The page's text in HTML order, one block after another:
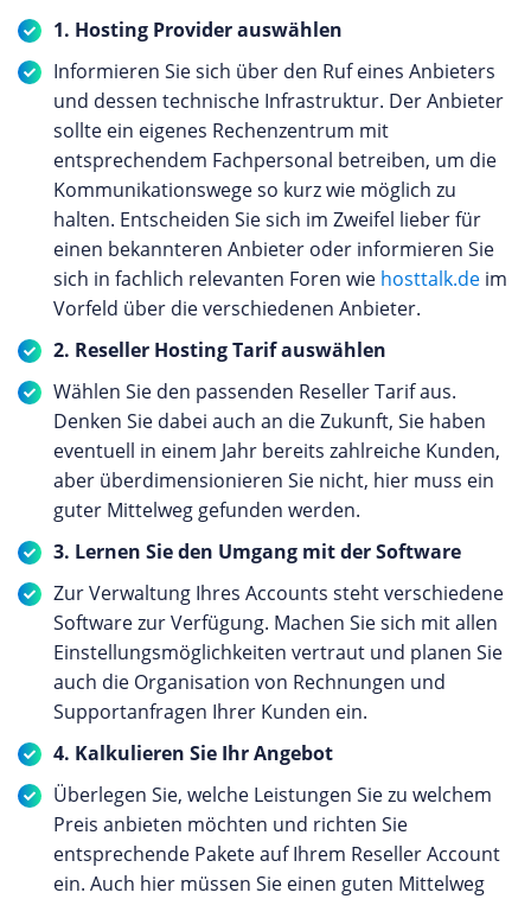
1. Hosting Provider auswählen
Informieren Sie sich über den Ruf eines Anbieters
und dessen technische Infrastruktur. Der Anbieter
sollte ein eigenes Rechenzentrum mit
entsprechendem Fachpersonal betreiben, um die
Kommunikationswege so kurz wie möglich zu
halten. Entscheiden Sie sich im Zweifel lieber für
einen bekannteren Anbieter oder informieren Sie
sich in fachlich relevanten Foren wie hosttalk.de im
Vorfeld über die verschiedenen Anbieter.
2. Reseller Hosting Tarif auswählen
Wählen Sie den passenden Reseller Tarif aus.
Denken Sie dabei auch an die Zukunft, Sie haben
eventuell in einem Jahr bereits zahlreiche Kunden,
aber überdimensionieren Sie nicht, hier muss ein
guter Mittelweg gefunden werden.
3. Lernen Sie den Umgang mit der Software
Zur Verwaltung Ihres Accounts steht verschiedene
Software zur Verfügung. Machen Sie sich mit allen
Einstellungsmöglichkeiten vertraut und planen Sie
auch die Organisation von Rechnungen und
Supportanfragen Ihrer Kunden ein.
4. Kalkulieren Sie Ihr Angebot
Überlegen Sie, welche Leistungen Sie zu welchem
Preis anbieten möchten und richten Sie
entsprechende Pakete auf Ihrem Reseller Account
ein. Auch hier müssen Sie einen guten Mittelweg